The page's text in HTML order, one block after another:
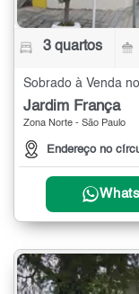
3 quartos
Sobrado à Venda
Jardim França
Zona Norte - São Paulo
Endereço no